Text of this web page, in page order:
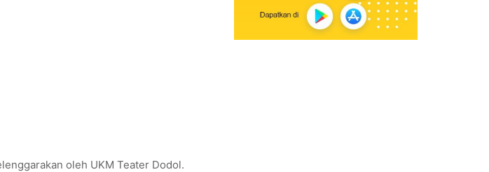
oleh UKM Teater Dodol.